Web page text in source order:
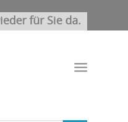
für Sie da.